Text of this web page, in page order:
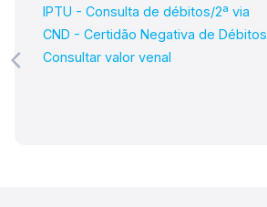
IPTU - Consulta de débitos/2ª via
CND - Certidão Negativa de Débitos
Consultar valor venal